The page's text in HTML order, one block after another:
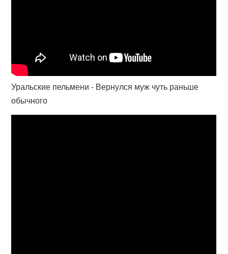
Уральские пельмени - Вернулся муж чуть раньше
обычного